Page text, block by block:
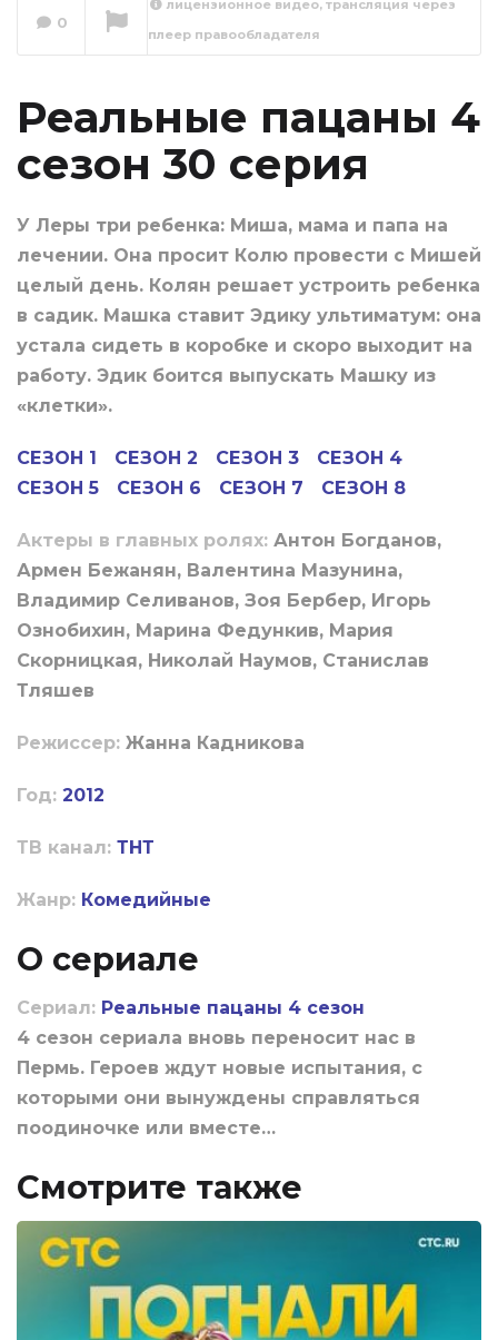
Реальные пацаны
0
лицензионное видео, трансляция через
плеер правообладателя
Реальные пацаны 4
сезон 30 серия
У Леры три ребенка: Миша, мама и папа на
лечении. Она просит Колю провести с Мишей
целый день. Колян решает устроить ребенка
в садик. Машка ставит Эдику ультиматум: она
устала сидеть в коробке и скоро выходит на
работу. Эдик боится выпускать Машку из
«клетки».
СЕЗОН 1 СЕЗОН 2 СЕЗОН 3
СЕЗОН 4
СЕЗОН 5
СЕЗОН 6 СЕЗОН 7 СЕЗОН 8
Актеры в главных ролях: Антон Богданов,
Армен Бежанян, Валентина Мазунина,
Владимир Селиванов, Зоя Бербер, Игорь
Ознобихин, Марина Федункив, Мария
Скорницкая, Николай Наумов, Станислав
Тляшев
Режиссер: Жанна Кадникова
Год: 2012
ТВ канал: ТНТ
Жанр: Комедийные
О сериале
Сериал: Реальные пацаны 4 сезон
4 сезон сериала вновь переносит нас в
Пермь. Героев ждут новые испытания, с
которыми они вынуждены справляться
поодиночке или вместе…
Смотрите также